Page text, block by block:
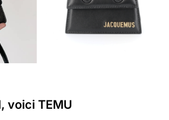
voici TEMU